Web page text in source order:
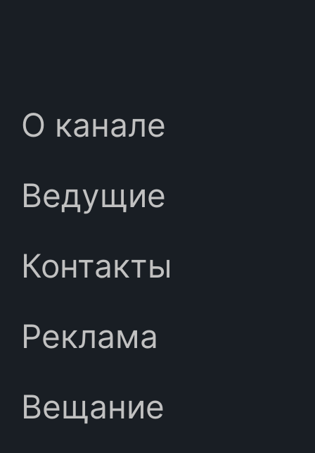
О канале
Ведущие
Контакты
Реклама
Вещание